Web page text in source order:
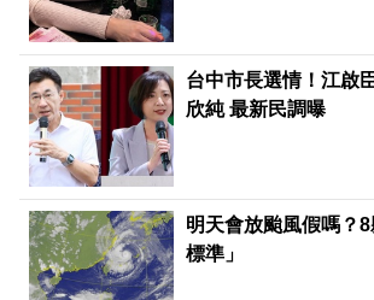
台中市長選情！江啟
欣純 最新民調曝
明天會放颱風假嗎？
標準」